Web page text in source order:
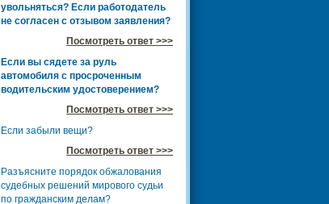
увольняться? Если работодатель
не согласен с отзывом заявления?
Посмотреть ответ >>>
Если вы сядете за руль
автомобиля с просроченным
водительским удостоверением?
Посмотреть ответ >>>
Если забыли вещи?
Посмотреть ответ >>>
Разъясните порядок обжалования
судебных решений мирового судьи
по гражданским делам?